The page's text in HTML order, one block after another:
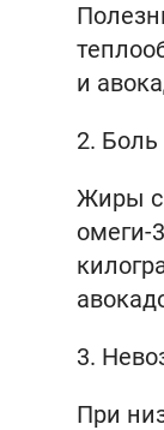
и
2. Боль
Жиры
омеги-
3.
При